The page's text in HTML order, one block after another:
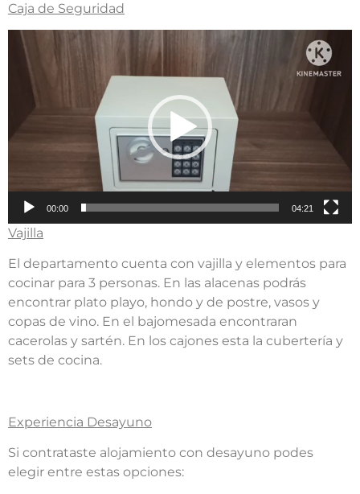
Caja de Seguridad
Reproductor
video
00:00 04:21
Vajilla
El departamento cuenta con vajilla y elementos para
cocinar para 3 personas. En las alacenas podrás
encontrar plato playo, hondo y de postre, vasos y
copas de vino. En el bajomesada encontraran
cacerolas y sartén. En los cajones esta la cubertería y
sets de cocina.
Experiencia Desayuno
Si contrataste alojamiento con desayuno podes
elegir entre estas opciones: